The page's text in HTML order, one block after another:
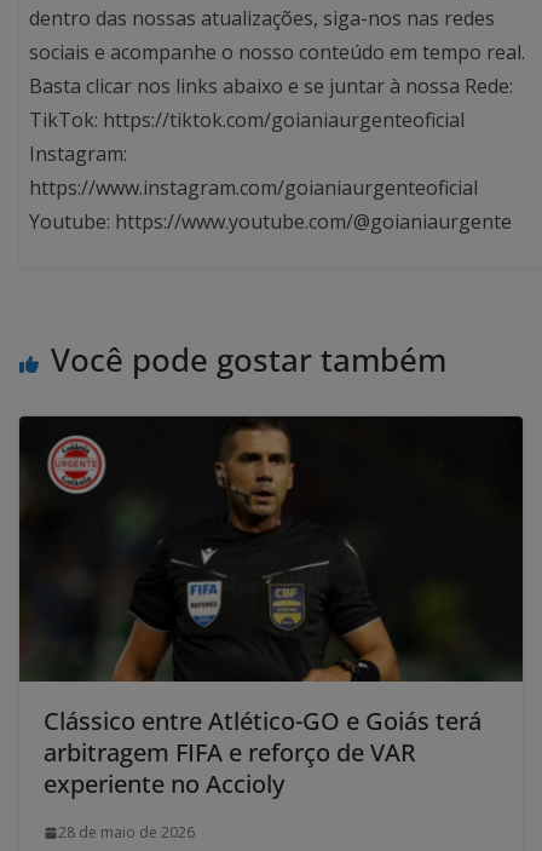
dentro das nossas atualizações, siga-nos nas redes
sociais e acompanhe o nosso conteúdo em tempo real.
Basta clicar nos links abaixo e se juntar à nossa Rede:
TikTok: https://tiktok.com/goianiaurgenteoficial
Instagram:
https://www.instagram.com/goianiaurgenteoficial
Youtube: https://www.youtube.com/@goianiaurgente
Você pode gostar também
Clássico entre Atlético-GO e Goiás terá
arbitragem FIFA e reforço de VAR
experiente no Accioly
28 de maio de 2026